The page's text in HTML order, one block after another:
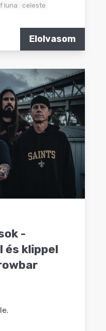
luna
celeste
Elolvasom
-
és klippel